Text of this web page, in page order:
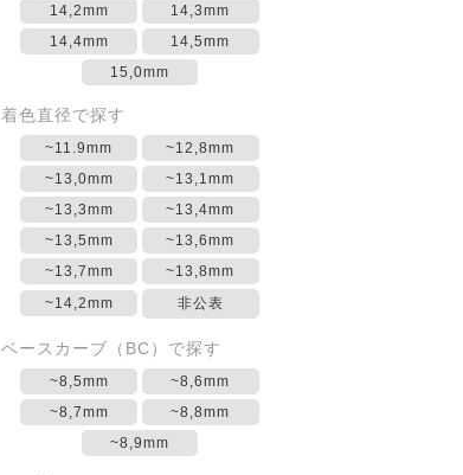
14,2mm
14,3mm
14,4mm
14,5mm
15,0mm
着色直径で探す
~11.9mm
~12,8mm
~13,0mm
~13,1mm
~13,3mm
~13,4mm
~13,5mm
~13,6mm
~13,7mm
~13,8mm
~14,2mm
非公表
ベースカーブ（BC）で探す
~8,5mm
~8,6mm
~8,7mm
~8,8mm
~8,9mm